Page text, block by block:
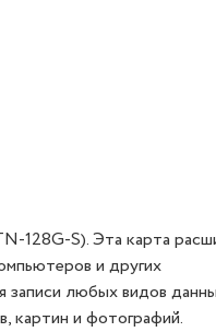
128G-S). Эта карта
и других
любых видов
картин и фотографий.